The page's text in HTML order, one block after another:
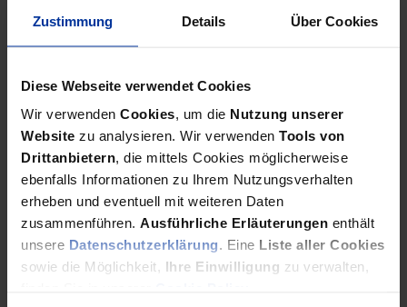
Zustimmung Details Über Cookies
Diese Webseite verwendet Cookies
Wir verwenden Cookies, um die Nutzung unserer
Website zu analysieren. Wir verwenden Tools von
Drittanbietern, die mittels Cookies möglicherweise
ebenfalls Informationen zu Ihrem Nutzungsverhalten
erheben und eventuell mit weiteren Daten
zusammenführen. Ausführliche Erläuterungen enthält
unsere Datenschutzerklärung. Eine Liste aller Cookies
sowie die Möglichkeit, Ihre Einwilligung zu verwalten,
bdp aktuell 20 | Juni 2006
Frische Liquidität durch
Mezzanine
Kapital(markt) für den Mittelstand (4)
PDF-Download